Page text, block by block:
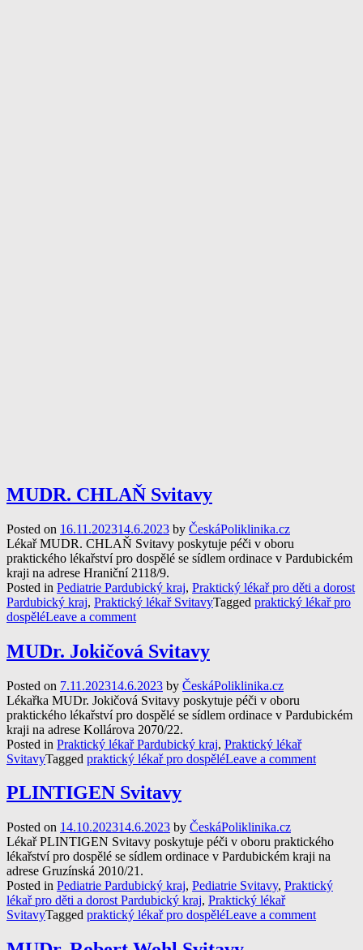
MUDR. CHLAŇ Svitavy
Posted on 16.11.202314.6.2023 by ČeskáPoliklinika.cz
Lékař MUDR. CHLAŇ Svitavy poskytuje péči v oboru
praktického lékařství pro dospělé se sídlem ordinace v Pardubickém
kraji na adrese Hraniční 2118/9.
Posted in Pediatrie Pardubický kraj, Praktický lékař pro děti a dorost
Pardubický kraj, Praktický lékař SvitavyTagged praktický lékař pro
dospěléLeave a comment
MUDr. Jokičová Svitavy
Posted on 7.11.202314.6.2023 by ČeskáPoliklinika.cz
Lékařka MUDr. Jokičová Svitavy poskytuje péči v oboru
praktického lékařství pro dospělé se sídlem ordinace v Pardubickém
kraji na adrese Kollárova 2070/22.
Posted in Praktický lékař Pardubický kraj, Praktický lékař
SvitavyTagged praktický lékař pro dospěléLeave a comment
PLINTIGEN Svitavy
Posted on 14.10.202314.6.2023 by ČeskáPoliklinika.cz
Lékař PLINTIGEN Svitavy poskytuje péči v oboru praktického
lékařství pro dospělé se sídlem ordinace v Pardubickém kraji na
adrese Gruzínská 2010/21.
Posted in Pediatrie Pardubický kraj, Pediatrie Svitavy, Praktický
lékař pro děti a dorost Pardubický kraj, Praktický lékař
SvitavyTagged praktický lékař pro dospěléLeave a comment